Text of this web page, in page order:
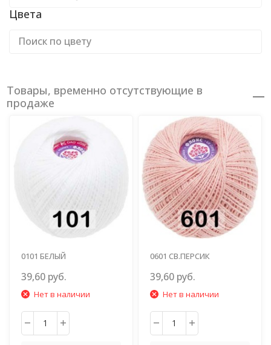
Цвета
Товары, временно отсутствующие в
продаже
0101 БЕЛЫЙ
39,60 руб.
Нет в наличии
0601 СВ.ПЕРСИК
39,60 руб.
Нет в наличии